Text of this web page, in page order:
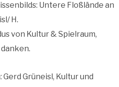
Untere Floßlände an
H.
von Kultur & Spielraum,
Grüneisl, Kultur und